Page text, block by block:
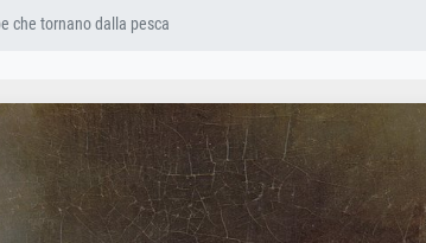
che tornano dalla pesca